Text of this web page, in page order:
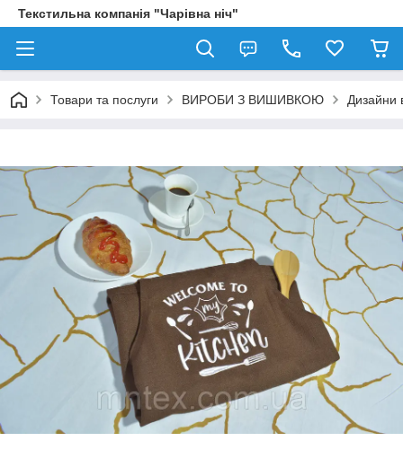
Текстильна компанія "Чарівна ніч"
Товари та послуги ВИРОБИ З ВИШИВКОЮ Дизайни